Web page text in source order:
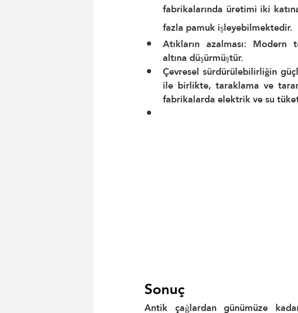
fabrikalarında üretimi iki
fazla pamuk işleyebilmektedir.
Atıkların azalması: Modern
altına düşürmüştür.
Çevresel sürdürülebilirliğin
ile birlikte, taraklama ve
fabrikalarda elektrik ve su
Sonuç
Antik çağlardan günümüze